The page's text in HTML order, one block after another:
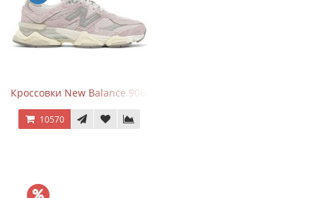
Кроссовки New Balance 9060 December Sky
10570